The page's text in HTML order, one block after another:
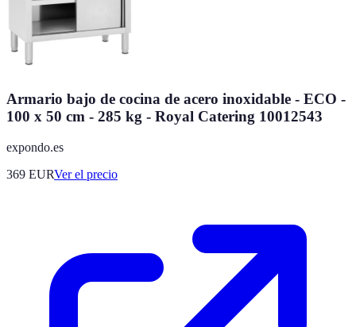
Armario bajo de cocina de acero inoxidable - ECO -
100 x 50 cm - 285 kg - Royal Catering 10012543
expondo.es
369 EURVer el precio